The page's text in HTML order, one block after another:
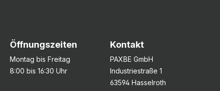
Öffnungszeiten
Montag bis Freitag
8:00 bis 16:30 Uhr
Kontakt
PAXBE GmbH
Industriestraße 1
63594 Hasselroth